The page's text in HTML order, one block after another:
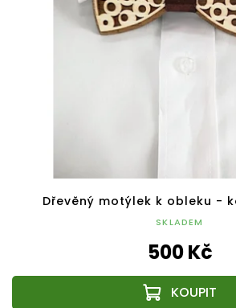
Dřevěný motýlek k obleku -
SKLADEM
500 Kč